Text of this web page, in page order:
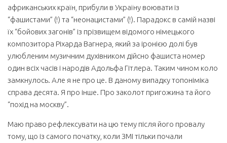
африканських країн, прибули в Україну воювати із
“фашистами” (!) та “неонацистами” (!). Парадокс в самій назві
їх “бойових загонів” із прізвищем відомого німецького
композитора Ріхарда Вагнера, який за іронією долі був
улюбленим музичним духівником дійсно фашиста номер
один всіх часів і народів Адольфа Гітлера. Таким чином коло
замкнулось. Але я не про це. В даному випадку топоніміка
справа десята. Я про інше. Про заколот пригожина та його
“похід на москву”.
Маю право рефлексувати на цю тему після його провалу
тому, що із самого початку, коли ЗМІ тільки почали